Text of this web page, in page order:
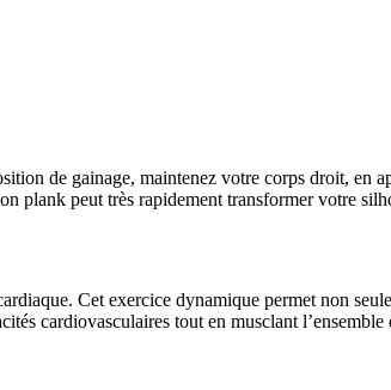
de gainage, maintenez votre corps droit, en
plank peut très rapidement transformer votre
Cet exercice dynamique permet non
cardiovasculaires tout en musclant l’ensemble